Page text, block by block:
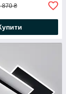
870 ₴